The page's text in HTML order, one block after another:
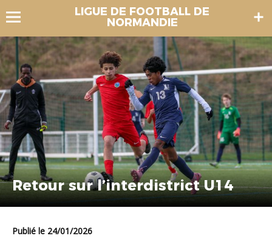
LIGUE DE FOOTBALL DE
NORMANDIE
Retour sur l’interdistrict U14
Publié le 24/01/2026